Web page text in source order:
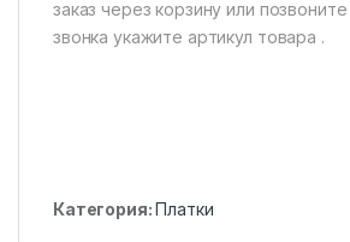
заказ через корзину или
звонка укажите артикул товара .
Категория:Платки